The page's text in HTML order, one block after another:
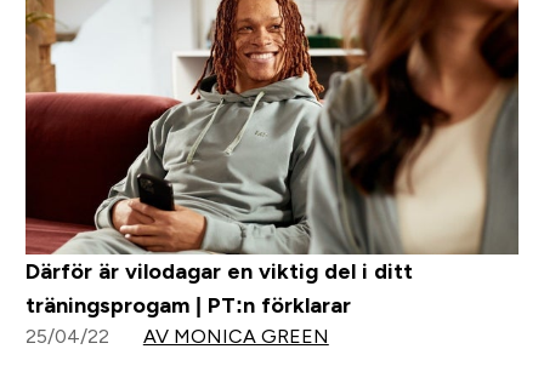
Därför är vilodagar en viktig del i ditt
träningsprogam | PT:n förklarar
25/04/22 AV MONICA GREEN